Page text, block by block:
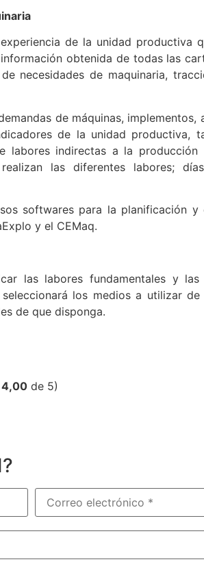
de la unidad productiva
obtenida de todas las
necesidades de maquinaria,
de máquinas,
de la unidad productiva,
labores indirectas a la
las diferentes labores;
softwares para la planificación
y el CEMaq.
las labores fundamentales y
los medios a utilizar
de que disponga.
4,00 de 5)